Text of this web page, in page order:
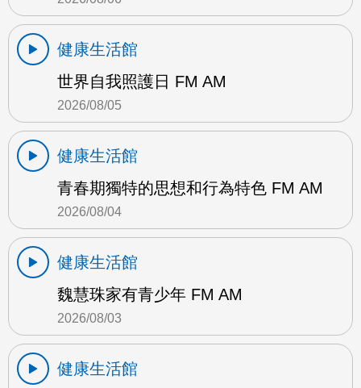
健康生活館
世界自我照護日 FM AM
2026/08/05
健康生活館
青春期獨特的思想和行為特色 FM AM
2026/08/04
健康生活館
魏慧珠家有青少年 FM AM
2026/08/03
健康生活館